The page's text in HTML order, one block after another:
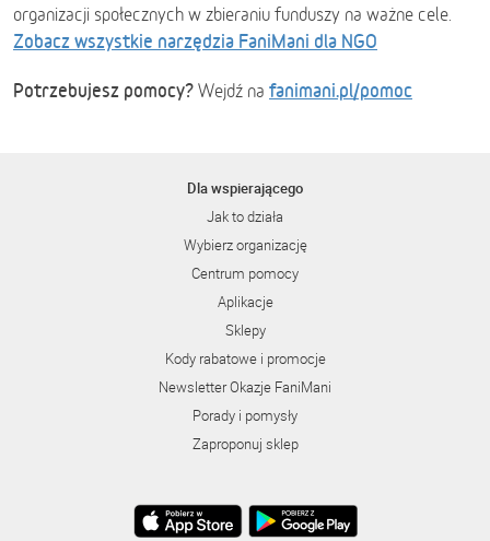
organizacji społecznych w zbieraniu funduszy na ważne cele.
Zobacz wszystkie narzędzia FaniMani dla NGO
Potrzebujesz pomocy? Wejdź na fanimani.pl/pomoc
Dla wspierającego
Jak to działa
Wybierz organizację
Centrum pomocy
Aplikacje
Sklepy
Kody rabatowe i promocje
Newsletter Okazje FaniMani
Porady i pomysły
Zaproponuj sklep